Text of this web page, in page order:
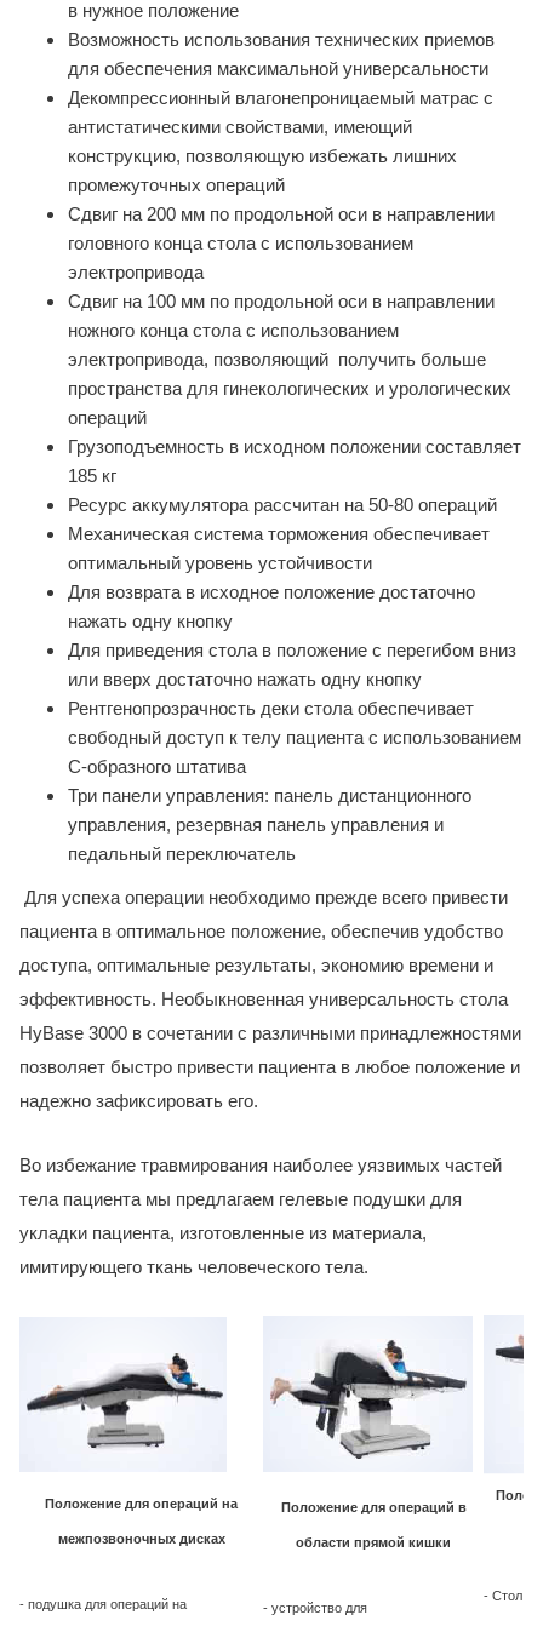
в нужное положение
Возможность использования технических приемов
для обеспечения максимальной универсальности
Декомпрессионный влагонепроницаемый матрас с
антистатическими свойствами, имеющий
конструкцию, позволяющую избежать лишних
промежуточных операций
Сдвиг на 200 мм по продольной оси в направлении
головного конца стола с использованием
электропривода
Сдвиг на 100 мм по продольной оси в направлении
ножного конца стола с использованием
электропривода, позволяющий получить больше
пространства для гинекологических и урологических
операций
Грузоподъемность в исходном положении составляет
185 кг
Ресурс аккумулятора рассчитан на 50-80 операций
Механическая система торможения обеспечивает
оптимальный уровень устойчивости
Для возврата в исходное положение достаточно
нажать одну кнопку
Для приведения стола в положение с перегибом вниз
или вверх достаточно нажать одну кнопку
Рентгенопрозрачность деки стола обеспечивает
свободный доступ к телу пациента с использованием
С-образного штатива
Три панели управления: панель дистанционного
управления, резервная панель управления и
педальный переключатель
Для успеха операции необходимо прежде всего привести
пациента в оптимальное положение, обеспечив удобство
доступа, оптимальные результаты, экономию времени и
эффективность. Необыкновенная универсальность стола
HyBase 3000 в сочетании с различными принадлежностями
позволяет быстро привести пациента в любое положение и
надежно зафиксировать его.
Во избежание травмирования наиболее уязвимых частей
тела пациента мы предлагаем гелевые подушки для
укладки пациента, изготовленные из материала,
имитирующего ткань человеческого тела.
Положение для операций на
межпозвоночных дисках
- подушка для операций на
Положение для операций в
области прямой кишки
- устройство для
- Стол